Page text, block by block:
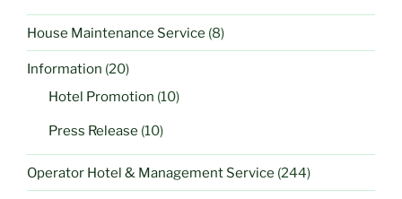
House Maintenance Service (8)
Information (20)
Hotel Promotion (10)
Press Release (10)
Operator Hotel & Management Service (244)